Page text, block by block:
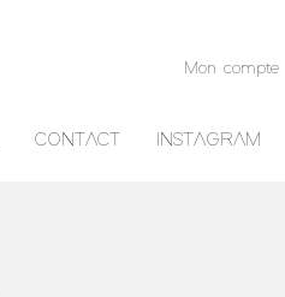
Mon compte
CONTACT INSTAGRAM